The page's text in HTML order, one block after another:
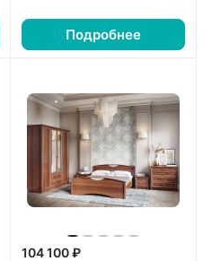
Подробнее
104 100 ₽